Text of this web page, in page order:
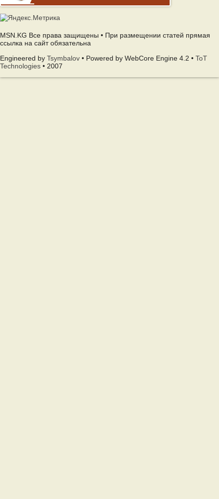
MSN.KG Все права защищены • При размещении статей прямая
ссылка на сайт обязательна
Engineered by Tsymbalov • Powered by WebCore Engine 4.2 • ToT
Technologies • 2007